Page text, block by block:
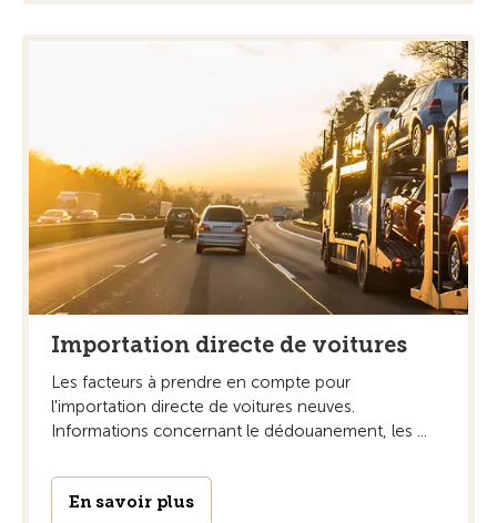
Importation directe de voitures
Les facteurs à prendre en compte pour
l'importation directe de voitures neuves.
Informations concernant le dédouanement, les ...
En savoir plus